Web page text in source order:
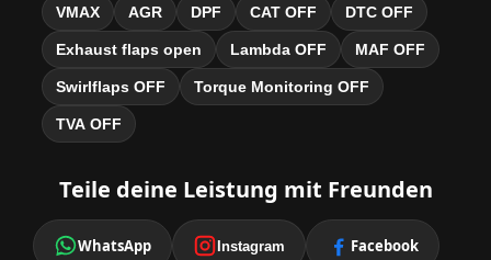
VMAX AGR DPF CAT OFF DTC OFF
Exhaust flaps open Lambda OFF MAF OFF
Swirlflaps OFF Torque Monitoring OFF
TVA OFF
Teile deine Leistung mit Freunden
WhatsApp Instagram Facebook